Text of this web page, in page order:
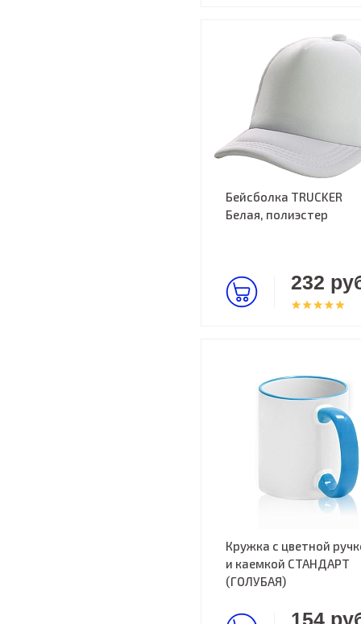
Бейсболка TRUCKER
Белая, полиэстер
232
Кружка с цветной
и каемкой СТАНДАРТ
(ГОЛУБАЯ)
154